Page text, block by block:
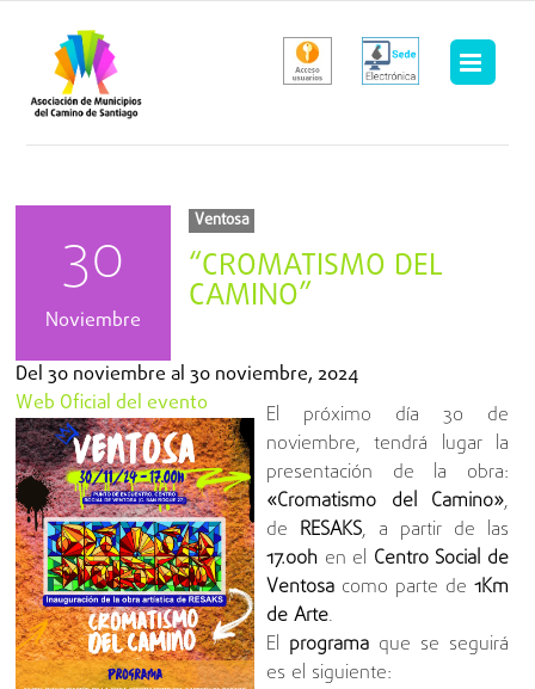
contenido
30
Noviembre
Ventosa
“CROMATISMO DEL
CAMINO”
Del30 noviembre al30 noviembre, 2024
Web Oficial del evento
El próximo día 30 de
noviembre, tendrá lugar la
presentación de la obra:
«Cromatismo del Camino»,
de RESAKS, a partir de las
17.00h en el Centro Social de
Ventosa como parte de 1Km
de Arte.
El programa que se seguirá
es el siguiente: